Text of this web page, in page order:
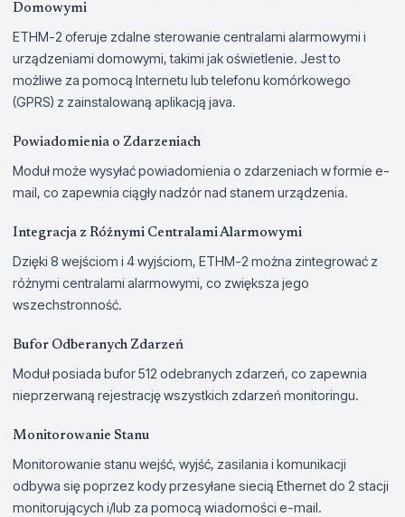
Domowymi
ETHM-2 oferuje zdalne sterowanie centralami alarmowymi i
urządzeniami domowymi, takimi jak oświetlenie. Jest to
możliwe za pomocą Internetu lub telefonu komórkowego
(GPRS) z zainstalowaną aplikacją java.
Powiadomienia o Zdarzeniach
Moduł może wysyłać powiadomienia o zdarzeniach w formie e-
mail, co zapewnia ciągły nadzór nad stanem urządzenia.
Integracja z Różnymi Centralami Alarmowymi
Dzięki 8 wejściom i 4 wyjściom, ETHM-2 można zintegrować z
różnymi centralami alarmowymi, co zwiększa jego
wszechstronność.
Bufor Odberanych Zdarzeń
Moduł posiada bufor 512 odebranych zdarzeń, co zapewnia
nieprzerwaną rejestrację wszystkich zdarzeń monitoringu.
Monitorowanie Stanu
Monitorowanie stanu wejść, wyjść, zasilania i komunikacji
odbywa się poprzez kody przesyłane siecią Ethernet do 2 stacji
monitorujących i/lub za pomocą wiadomości e-mail.